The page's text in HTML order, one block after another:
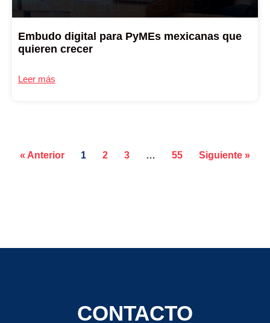
Embudo digital para PyMEs mexicanas que
quieren crecer
Leer más
« Anterior 1 2 3 … 55 Siguiente »
CONTACTO